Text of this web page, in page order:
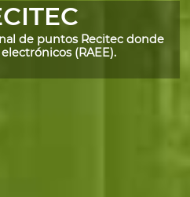
de puntos Recitec donde
(RAEE).